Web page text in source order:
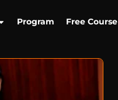
Program Free Course